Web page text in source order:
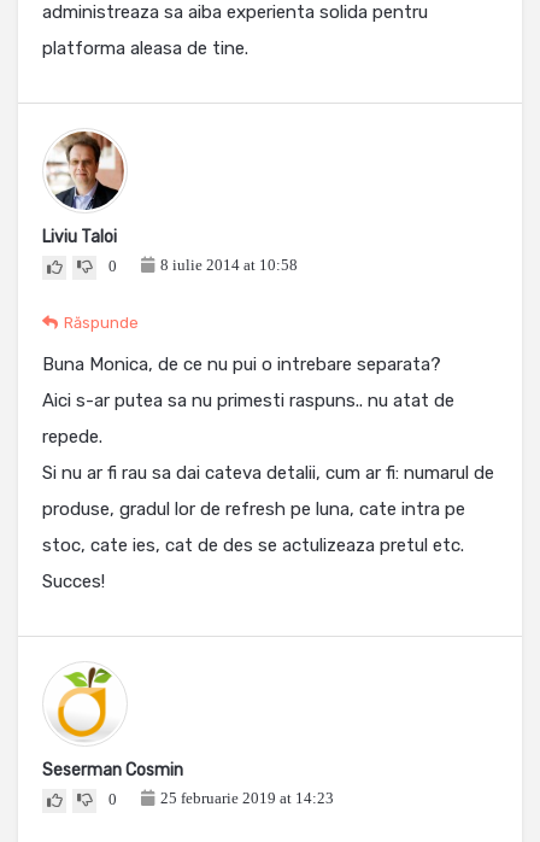
administreaza sa aiba experienta solida pentru
platforma aleasa de tine.
Liviu Taloi
0 8 iulie 2014 at 10:58
Răspunde
Buna Monica, de ce nu pui o intrebare separata?
Aici s-ar putea sa nu primesti raspuns.. nu atat de
repede.
Si nu ar fi rau sa dai cateva detalii, cum ar fi: numarul de
produse, gradul lor de refresh pe luna, cate intra pe
stoc, cate ies, cat de des se actulizeaza pretul etc.
Succes!
Seserman Cosmin
0 25 februarie 2019 at 14:23